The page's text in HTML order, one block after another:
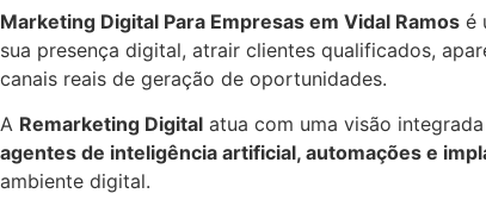
Marketing Digital Para Empresas em Vidal Ramos é
sua presença digital, atrair clientes qualificados,
canais reais de geração de oportunidades.
A Remarketing Digital atua com uma visão
agentes de inteligência artificial, automações e
ambiente digital.